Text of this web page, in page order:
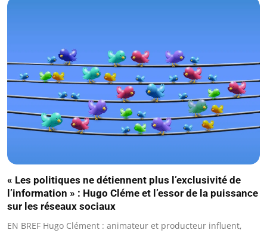
« Les politiques ne détiennent plus l’exclusivité de
l’information » : Hugo Cléme et l’essor de la puissance
sur les réseaux sociaux
EN BREF Hugo Clément : animateur et producteur influent,